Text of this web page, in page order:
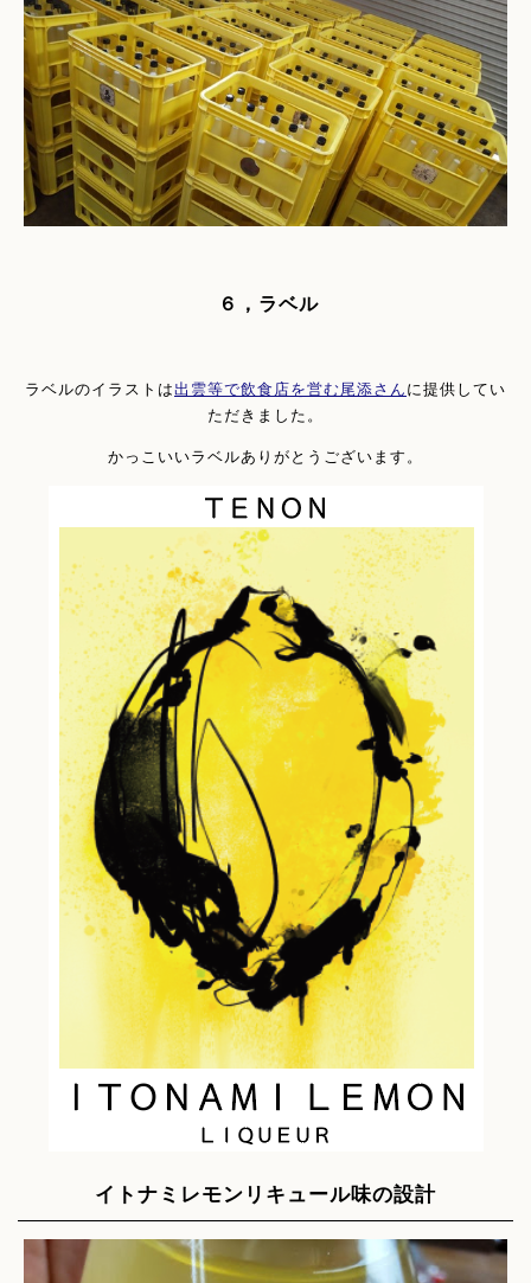
６，ラベル
ラベルのイラストは出雲等で飲食店を営む尾添さん に提供してい
ただきました。
かっこいいラベルありがとうございます。
イトナミレモンリキュール味の設計